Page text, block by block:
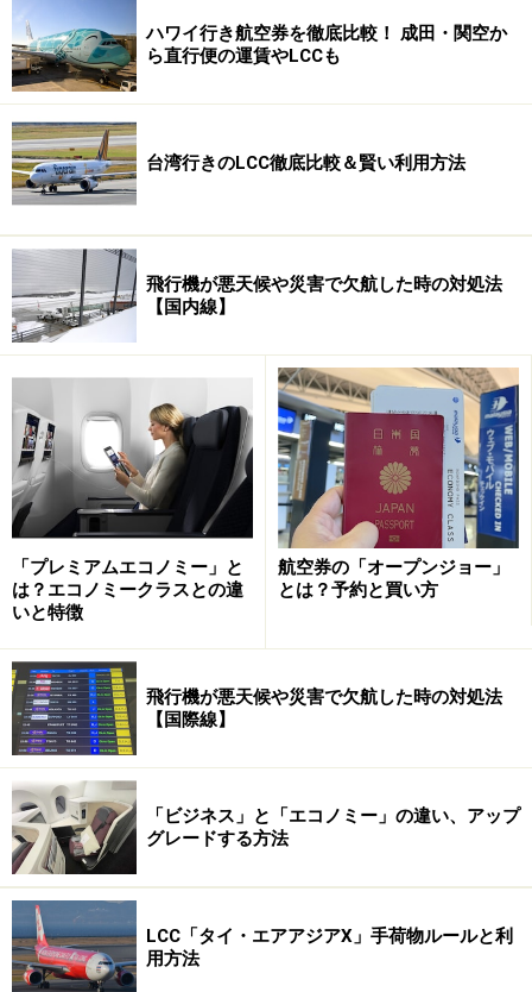
なり、余計な出費がかさんでしまいます。特に久しぶり
に海外へ行く時などにこういったケースが多いようで
す。ネット時代で予約が便利になる反面、利用者自身の
う構図が成立すると思います。
パスポートの更新には土・日・祝日を除い
た6日間必要
エジプトへの入国にはビザが必要です。出発前に日本で
取得もしくはカイロ空港到着時に取得することもできま
す（写真はギザのピラミッドとスフィンクス）
もし、パスポートが切れてしまった場合や有効期限が残
っているが訪問国で規定されている残存期間を下回って
いる場合、パスポートの更新が必要になりますが、東京
都では、特別な事情での緊急発給を除き、土・日・祝
ハワイ行き航空券を徹底比較！ 成田・関空か
ら直行便の運賃やLCCも
台湾行きのLCC徹底比較＆賢い利用方法
飛行機が悪天候や災害で欠航した時の対処法
【国内線】
「プレミアムエコノミー」と
は？エコノミークラスとの違
いと特徴
航空券の「オープンジョー」
とは？予約と買い方
飛行機が悪天候や災害で欠航した時の対処法
【国際線】
「ビジネス」と「エコノミー」の違い、アップ
グレードする方法
LCC「タイ・エアアジアX」手荷物ルールと利
用方法